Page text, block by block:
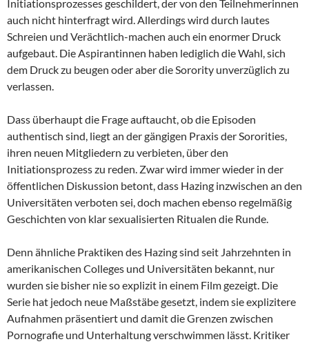
Initiationsprozesses geschildert, der von den Teilnehmerinnen
auch nicht hinterfragt wird. Allerdings wird durch lautes
Schreien und Verächtlich-machen auch ein enormer Druck
aufgebaut. Die Aspirantinnen haben lediglich die Wahl, sich
dem Druck zu beugen oder aber die Sorority unverzüglich zu
verlassen.
Dass überhaupt die Frage auftaucht, ob die Episoden
authentisch sind, liegt an der gängigen Praxis der Sororities,
ihren neuen Mitgliedern zu verbieten, über den
Initiationsprozess zu reden. Zwar wird immer wieder in der
öffentlichen Diskussion betont, dass Hazing inzwischen an den
Universitäten verboten sei, doch machen ebenso regelmäßig
Geschichten von klar sexualisierten Ritualen die Runde.
Denn ähnliche Praktiken des Hazing sind seit Jahrzehnten in
amerikanischen Colleges und Universitäten bekannt, nur
wurden sie bisher nie so explizit in einem Film gezeigt. Die
Serie hat jedoch neue Maßstäbe gesetzt, indem sie explizitere
Aufnahmen präsentiert und damit die Grenzen zwischen
Pornografie und Unterhaltung verschwimmen lässt. Kritiker